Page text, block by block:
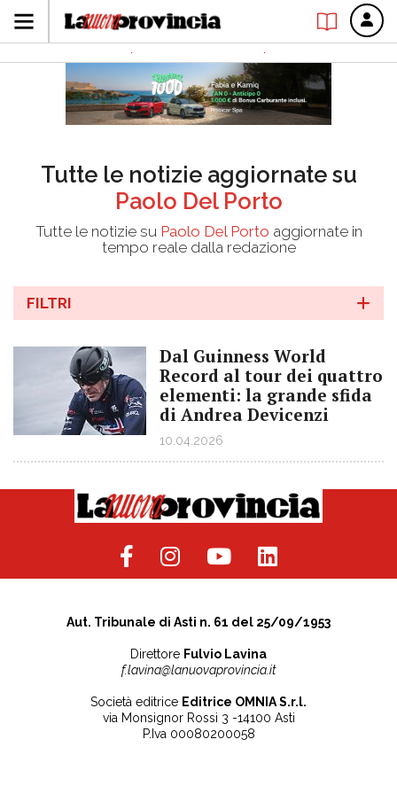
Tutte le notizie aggiornate su
Paolo Del Porto
Tutte le notizie su Paolo Del Porto aggiornate in
tempo reale dalla redazione
FILTRI
Dal Guinness World
Record al tour dei quattro
elementi: la grande sfida
di Andrea Devicenzi
10.04.2026
Aut. Tribunale di Asti n. 61 del 25/09/1953
Direttore Fulvio Lavina
f.lavina@lanuovaprovincia.it
Società editrice Editrice OMNIA S.r.l.
via Monsignor Rossi 3 -14100 Asti
P.Iva 00080200058